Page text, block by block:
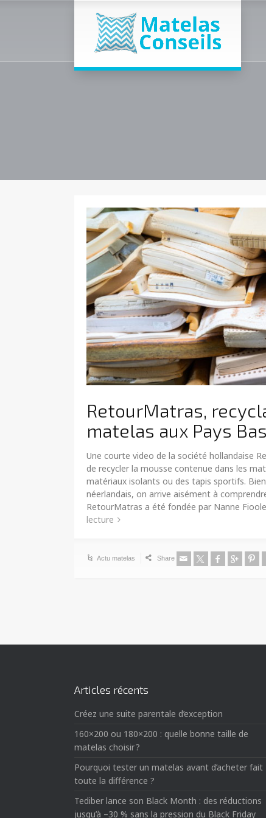
RetourMatras,
matelas aux Pays Bas
Une courte video de la société hollandaise
de recycler la mousse contenue dans les
matériaux isolants ou des tapis sportifs.
néerlandais, on arrive aisément à
RetourMatras a été fondée par Nanne
lecture
Actu matelas Share
Articles récents
Créez une suite parentale d’exception
160×200 ou 180×200 : quelle bonne taille de
matelas choisir ?
Pourquoi tester un matelas avant d’acheter fait
toute la différence ?
Tediber lance son Black Month : des réductions
jusqu’à –30 % sans la pression du Black Friday